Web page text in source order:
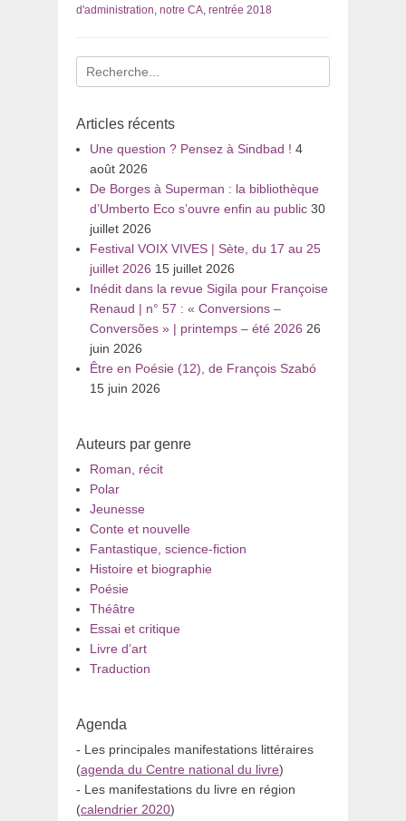
d'administration notre CA rentrée 2018
Recherche
pour
Articles récents
Une question ? Pensez à Sindbad ! 4
août 2026
De Borges à Superman : la bibliothèque
d’Umberto Eco s’ouvre enfin au public 30
juillet 2026
Festival VOIX VIVES | Sète, du 17 au 25
juillet 2026 15 juillet 2026
Inédit dans la revue Sigila pour Françoise
Renaud | n° 57 : « Conversions –
Conversões » | printemps – été 2026 26
juin 2026
Être en Poésie (12), de François Szabó
15 juin 2026
Auteurs par genre
Roman, récit
Polar
Jeunesse
Conte et nouvelle
Fantastique, science-fiction
Histoire et biographie
Poésie
Théâtre
Essai et critique
Livre d’art
Traduction
Agenda
- Les principales manifestations littéraires
(agenda du Centre national du livre)
- Les manifestations du livre en région
(calendrier 2020)